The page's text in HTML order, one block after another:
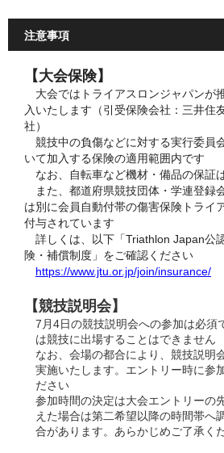
注意事項
【大会保険】
大会ではトライアスロンジャパンが
入いたします（引受保険会社：三井住
社）
競技中の負傷などに対する実行委員
いて加入する保険の適用範囲内です
なお、自転車など機材・備品の保証
また、都道府県競技団体・学連登録
は別に会員自動付帯の傷害保険トライ
付与されています
詳しくは、以下「Triathlon Japan公
険・補償制度」をご確認ください
https://www.jtu.or.jp/join/insurance/
【競技説明会】
7月4日の競技説明会への参加は必須
は競技に出場することはできません
なお、会場の都合により、競技説明
実施いたします。エントリー時に参
ださい
参加時間の決定は大会エントリーの
えた場合は第二希望以降の時間帯へ
合があります。あらかじめご了承く